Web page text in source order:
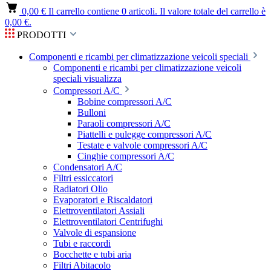
0,00 € Il carrello contiene 0 articoli. Il valore totale del carrello è
0,00 €.
PRODOTTI
Componenti e ricambi per climatizzazione veicoli speciali
Componenti e ricambi per climatizzazione veicoli
speciali visualizza
Compressori A/C
Bobine compressori A/C
Bulloni
Paraoli compressori A/C
Piattelli e pulegge compressori A/C
Testate e valvole compressori A/C
Cinghie compressori A/C
Condensatori A/C
Filtri essiccatori
Radiatori Olio
Evaporatori e Riscaldatori
Elettroventilatori Assiali
Elettroventilatori Centrifughi
Valvole di espansione
Tubi e raccordi
Bocchette e tubi aria
Filtri Abitacolo